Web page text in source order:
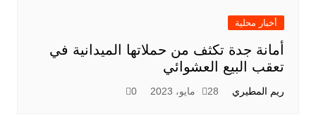
أخبار محلية
أمانة جدة تكثف من حملاتها الميدانية في
تعقب البيع العشوائي
ريم المطيري 28 مايو، 2023 0